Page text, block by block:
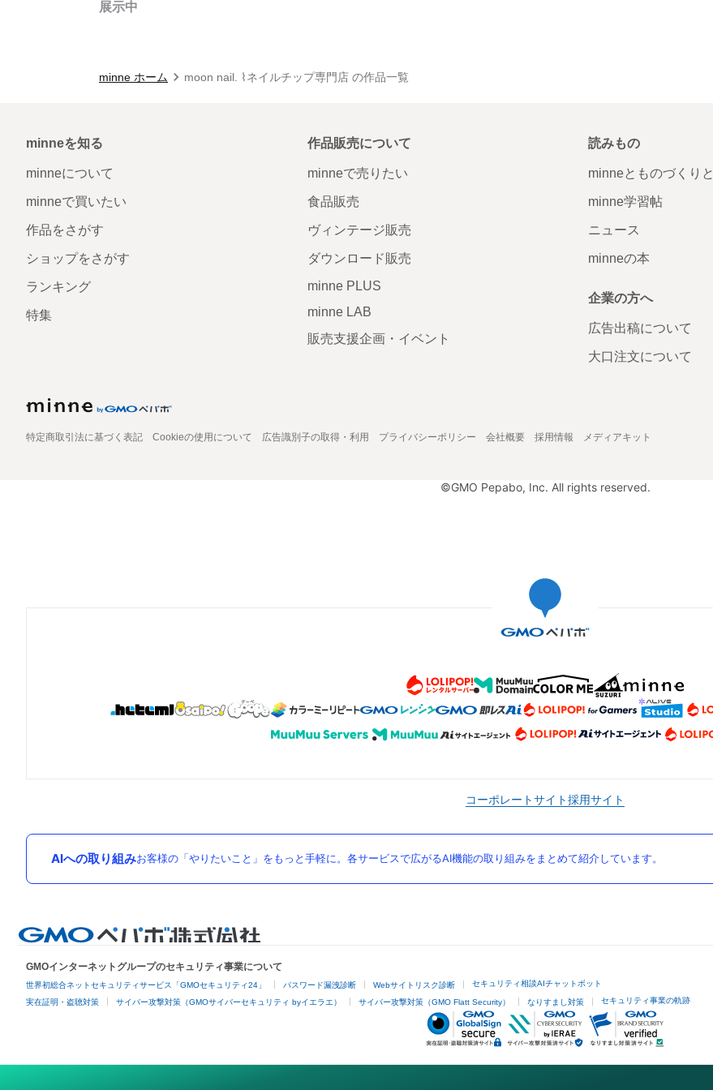
展示中
minne ホーム moon nail. ⌇ネイルチップ専門店 の作品一覧
minneを知る
minneについて
minneで買いたい
作品をさがす
ショップをさがす
ランキング
特集
作品販売について
minneで売りたい
食品販売
ヴィンテージ販売
ダウンロード販売
minne PLUS
minne LAB
販売支援企画・イベント
読みもの
minneとものづくりと
minne学習帖
ニュース
minneの本
企業の方へ
広告出稿について
大口注文について
特定商取引法に基づく表記 Cookieの使用について 広告識別子の取得・利用 プライバシーポリシー 会社概要 採用情報 メディアキット
©GMO Pepabo, Inc. All rights reserved.
コーポレートサイト採用サイト
AIへの取り組みお客様の「やりたいこと」をもっと手軽に。各サービスで広がるAI機能の取り組みをまとめて紹介しています。
GMOインターネットグループのセキュリティ事業について
世界初総合ネットセキュリティサービス「GMOセキュリティ24」 パスワード漏洩診断 Webサイトリスク診断 セキュリティ相談AIチャットボット
実在証明・盗聴対策 サイバー攻撃対策（GMOサイバーセキュリティ byイエラエ） サイバー攻撃対策（GMO Flatt Security） なりすまし対策 セキュリティ事業の軌跡